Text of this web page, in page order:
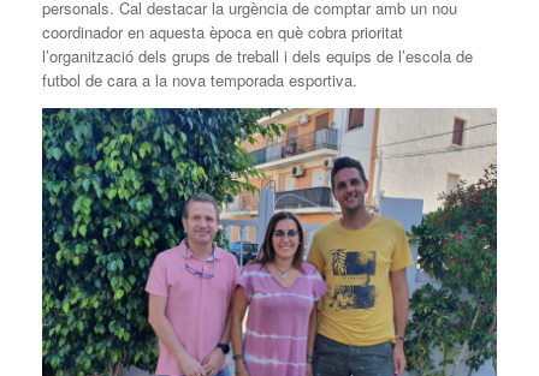
personals. Cal destacar la urgència de comptar amb un nou
coordinador en aquesta època en què cobra prioritat
l’organització dels grups de treball i dels equips de l’escola de
futbol de cara a la nova temporada esportiva.